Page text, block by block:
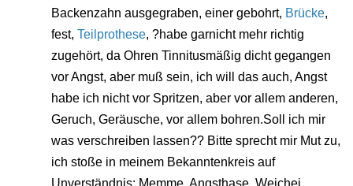
Backenzahn ausgegraben, einer gebohrt, Brücke,
fest, Teilprothese, ?habe garnicht mehr richtig
zugehört, da Ohren Tinnitusmäßig dicht gegangen
vor Angst, aber muß sein, ich will das auch, Angst
habe ich nicht vor Spritzen, aber vor allem anderen,
Geruch, Geräusche, vor allem bohren.Soll ich mir
was verschreiben lassen?? Bitte sprecht mir Mut zu,
ich stoße in meinem Bekanntenkreis auf